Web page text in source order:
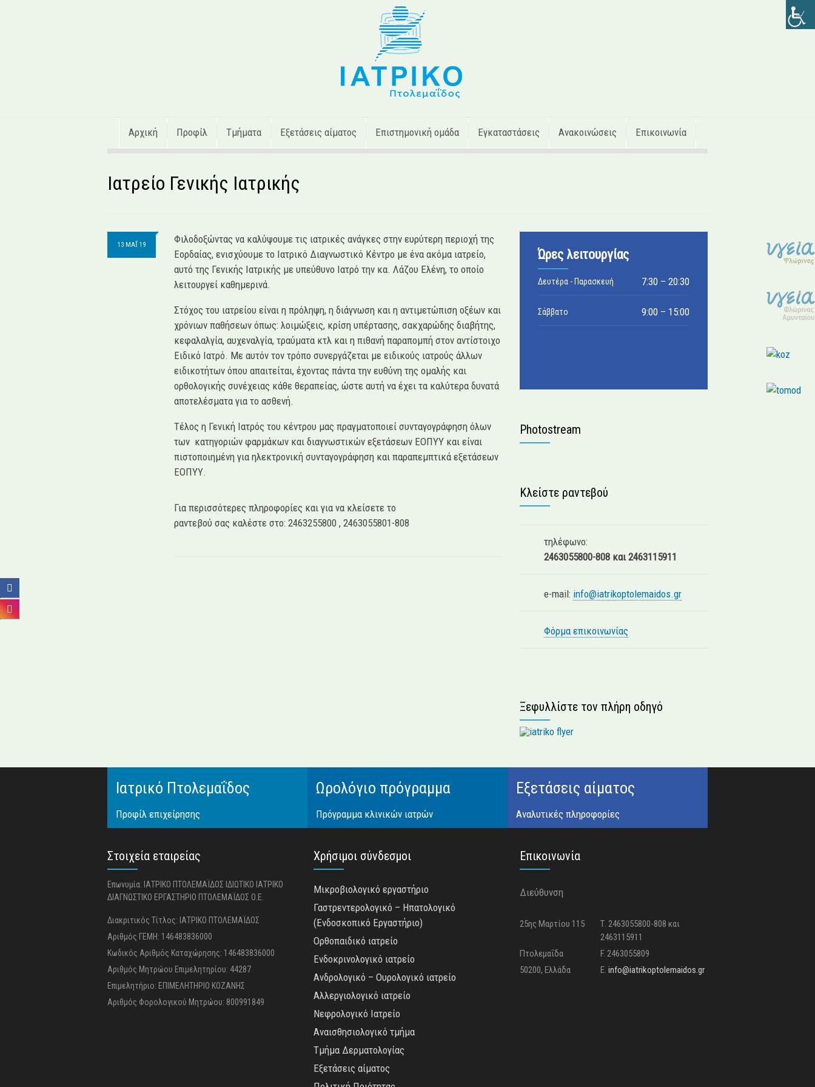
Αρχική Προφίλ Τμήματα Εξετάσεις αίματος Επιστημονική ομάδα Εγκαταστάσεις Ανακοινώσεις Επικοινωνία
Ιατρείο Γενικής Ιατρικής
13 ΜΑΪ́ 19
Φιλοδοξώντας να καλύψουμε τις ιατρικές ανάγκες στην ευρύτερη περιοχή της
Εορδαίας, ενισχύουμε το Ιατρικό Διαγνωστικό Κέντρο με ένα ακόμα ιατρείο,
αυτό της Γενικής Ιατρικής με υπεύθυνο Ιατρό την κα. Λάζου Ελένη, το οποίο
λειτουργεί καθημερινά.
Στόχος του ιατρείου είναι η πρόληψη, η διάγνωση και η αντιμετώπιση οξέων και
χρόνιων παθήσεων όπως: λοιμώξεις, κρίση υπέρτασης, σακχαρώδης διαβήτης,
κεφαλαλγία, αυχεναλγία, τραύματα κτλ και η πιθανή παραπομπή στον αντίστοιχο
Ειδικό Ιατρό. Με αυτόν τον τρόπο συνεργάζεται με ειδικούς ιατρούς άλλων
ειδικοτήτων όπου απαιτείται, έχοντας πάντα την ευθύνη της ομαλής και
ορθολογικής συνέχειας κάθε θεραπείας, ώστε αυτή να έχει τα καλύτερα δυνατά
αποτελέσματα για το ασθενή.
Τέλος η Γενική Ιατρός του κέντρου μας πραγματοποιεί συνταγογράφηση όλων
των κατηγοριών φαρμάκων και διαγνωστικών εξετάσεων ΕΟΠΥΥ και είναι
πιστοποιημένη για ηλεκτρονική συνταγογράφηση και παραπεμπτικά εξετάσεων
ΕΟΠΥΥ.
Για περισσότερες πληροφορίες και για να κλείσετε το
ραντεβού σας καλέστε στο: 2463255800 , 2463055801-808
Ώρες λειτουργίας
Δευτέρα - Παρασκευή 7:30 – 20:30
Σάββατο 9:00 – 15:00
Photostream
Κλείστε ραντεβού
τηλέφωνο:
2463055800-808 και 2463115911
e-mail: info@iatrikoptolemaidos.gr
Φόρμα επικοινωνίας
Ξεφυλλίστε τον πλήρη οδηγό
Ιατρικό Πτολεμαΐδος
Προφίλ επιχείρησης
Ωρολόγιο πρόγραμμα
Πρόγραμμα κλινικών ιατρών
Εξετάσεις αίματος
Αναλυτικές πληροφορίες
Στοιχεία εταιρείας
Επωνυμία: ΙΑΤΡΙΚΟ ΠΤΟΛΕΜΑΪΔΟΣ ΙΔΙΩΤΙΚΟ ΙΑΤΡΙΚΟ
ΔΙΑΓΝΩΣΤΙΚΟ ΕΡΓΑΣΤΗΡΙΟ ΠΤΟΛΕΜΑΪΔΟΣ Ο.Ε.
Διακριτικός Τίτλος: ΙΑΤΡΙΚΟ ΠΤΟΛΕΜΑΪΔΟΣ
Αριθμός ΓΕΜΗ: 146483836000
Κωδικός Αριθμός Καταχώρησης: 146483836000
Αριθμός Μητρώου Επιμελητηρίου: 44287
Επιμελητήριο: ΕΠΙΜΕΛΗΤΗΡΙΟ ΚΟΖΑΝΗΣ
Αριθμός Φορολογικού Μητρώου: 800991849
Χρήσιμοι σύνδεσμοι
Μικροβιολογικό εργαστήριο
Γαστρεντερολογικό – Ηπατολογικό
(Ενδοσκοπικό Εργαστήριο)
Ορθοπαιδικό ιατρείο
Ενδοκρινολογικό ιατρείο
Ανδρολογικό – Ουρολογικό ιατρείο
Αλλεργιολογικό ιατρείο
Νεφρολογικό Ιατρείο
Αναισθησιολογικό τμήμα
Τμήμα Δερματολογίας
Εξετάσεις αίματος
Επικοινωνία
Διεύθυνση
25ης Μαρτίου 115
Τ. 2463055800-808 και
2463115911
Πτολεμαΐδα
F. 2463055809
50200, Ελλάδα
E. info@iatrikoptolemaidos.gr